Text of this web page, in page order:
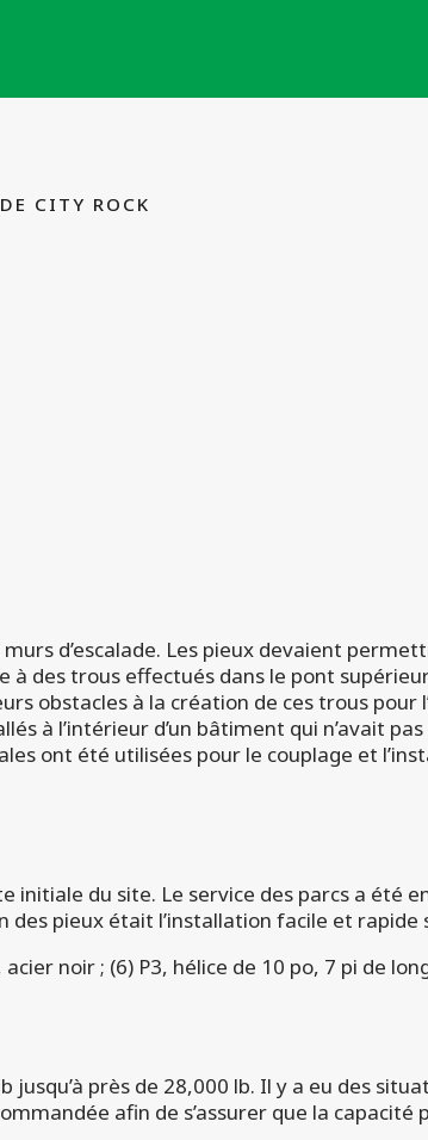
CITY ROCK
d’escalade. Les pieux devaient
des trous effectués dans le pont
obstacles à la création de ces trous
à l’intérieur d’un bâtiment qui n’avait
ont été utilisées pour le couplage et
initiale du site. Le service des parcs a été
pieux était l’installation facile et rapide
noir ; (6) P3, hélice de 10 po, 7 pi de
jusqu’à près de 28,000 lb. Il y a eu des
afin de s’assurer que la